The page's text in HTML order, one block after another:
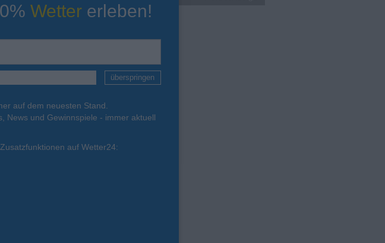
18.08. Mi. 19.08.
Wetter erleben!
überspringen
auf dem neuesten Stand.
News und Gewinnspiele - immer aktuell
auf Wetter24: